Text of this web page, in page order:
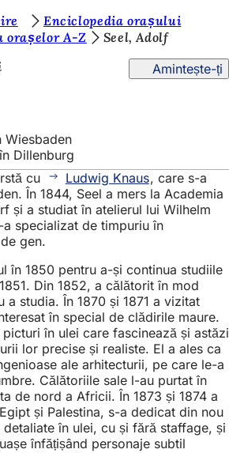
Enciclopedia orașului
orașelor A-Z
Seel, Adolf
Amintește-ți
Wiesbaden
Dillenburg
cu
Ludwig Knaus, care s-a
În 1844, Seel a mers la Academia
și a studiat în atelierul lui Wilhelm
specializat de timpuriu în
gen.
în 1850 pentru a-și continua studiile
Din 1852, a călătorit în mod
a studia. În 1870 și 1871 a vizitat
în special de clădirile maure.
în ulei care fascinează și astăzi
lor precise și realiste. El a ales ca
ale arhitecturii, pe care le-a
Călătoriile sale l-au purtat în
de nord a Africii. În 1873 și 1874 a
și Palestina, s-a dedicat din nou
în ulei, cu și fără staffage, și
înfățișând personaje subtil